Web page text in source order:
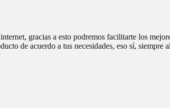
gracias a esto podremos facilitarte los
de acuerdo a tus necesidades, eso sí, siempre